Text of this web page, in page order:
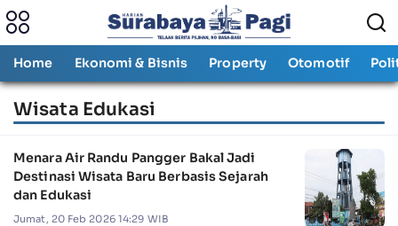
Home Ekonomi & Bisnis Property Otomotif
Wisata Edukasi
Menara Air Randu Pangger Bakal Jadi
Destinasi Wisata Baru Berbasis Sejarah
dan Edukasi
Jumat, 20 Feb 2026 14:29 WIB